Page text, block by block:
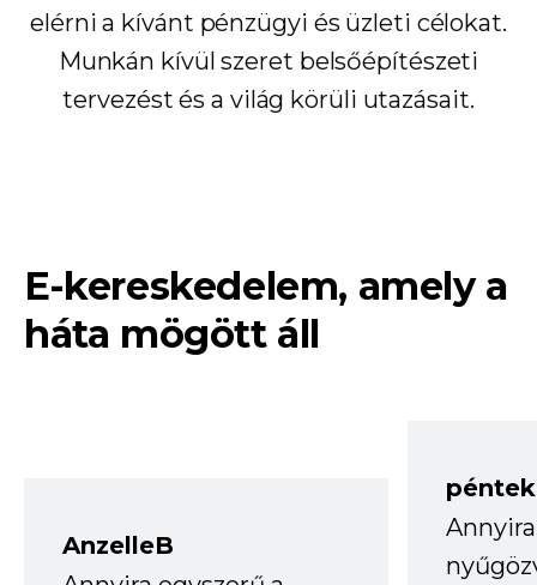
elérni a kívánt pénzügyi és üzleti célokat.
Munkán kívül szeret belsőépítészeti
tervezést és a világ körüli utazásait.
E-kereskedelem, amely a
háta mögött áll
AnzelleB